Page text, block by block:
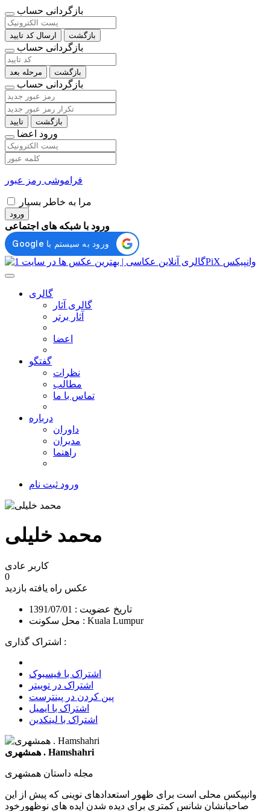
بازگردانی حساب
ارسال کد تایید بازگشت
بازگردانی حساب
مرحله بعد بازگشت
بازگردانی حساب
تایید بازگشت
ورود اعضا
فراموشی رمز عبور
مرا به خاطر بسپار
ورود
ورود با شبکه های اجتماعی
گالری
گالری آثار
آثار برتر
اعضا
گفتگو
نظرات
مطالب
تماس با ما
درباره
داوران
مدیران
راهنما
ورود ثبت نام
محمد خلیلی
کاربر عادی
0
عکس راه یافته بازدید
تاریخ عضویت : 1391/07/01
محل سکونت : Kuala Lumpur
اشتراک گذاری :
اشتراک با فیسبوک
اشتراک در توییتر
پین کردن در پینترست
اشتراک با ایمیل
اشتراک با لینکدین
همشهری . Hamshahri
مجله داستان همشهری
وانپیکس محلی است برای ظهور استعدادهای نوینی که پیش از این
صاحبانشان شانس کمتری برای دیده شدن ایده های نوظهورخود